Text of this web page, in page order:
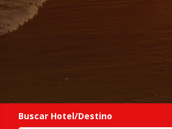
Buscar Hotel/Destino